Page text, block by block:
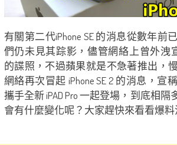
有關第二代iPhone SE 的消息從數年前
們仍未見其踪影，儘管網絡上曾外洩宣
的諜照，不過蘋果就是不急著推出，
網絡再次冒起 iPhone SE 2 的消息，宣
攜手全新 iPAD Pro 一起登場，到底相隔
會有什麼變化呢？大家趕快來看看爆料